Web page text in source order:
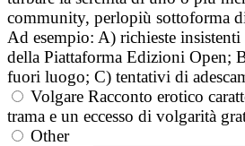
community, perlopiù sottoforma
Ad esempio: A) richieste
della Piattaforma Edizioni Open;
fuori luogo; C) tentativi di
Volgare Racconto erotico
trama e un eccesso di volgarità
Other